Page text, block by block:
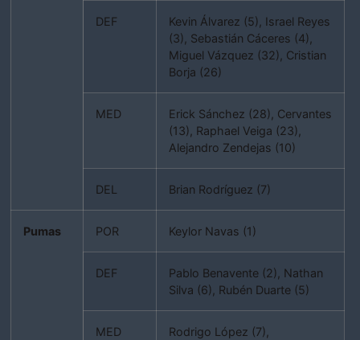
DEF
Kevin Álvarez (5), Israel Reyes
(3), Sebastián Cáceres (4),
Miguel Vázquez (32), Cristian
Borja (26)
MED
Erick Sánchez (28), Cervantes
(13), Raphael Veiga (23),
Alejandro Zendejas (10)
DEL Brian Rodríguez (7)
Pumas POR Keylor Navas (1)
DEF
Pablo Benavente (2), Nathan
Silva (6), Rubén Duarte (5)
MED
Rodrigo López (7),